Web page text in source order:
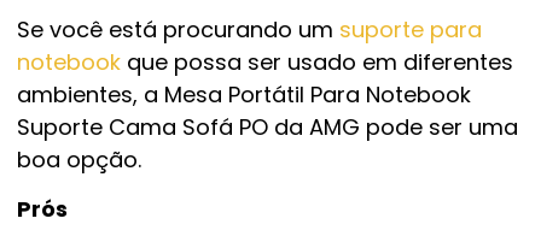
Se você está procurando um suporte para
notebook que possa ser usado em diferentes
ambientes, a Mesa Portátil Para Notebook
Suporte Cama Sofá PO da AMG pode ser uma
boa opção.
Prós